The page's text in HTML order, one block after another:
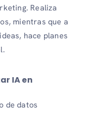
Realiza
mientras que a
hace planes
IA en
de datos